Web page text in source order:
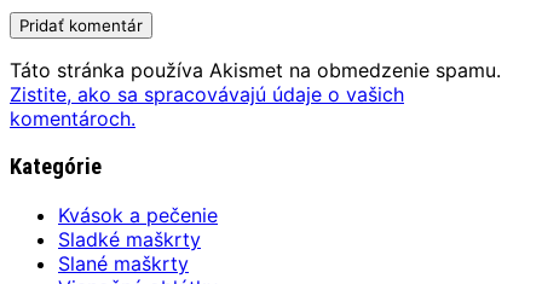
Táto stránka používa Akismet na obmedzenie spamu.
Zistite, ako sa spracovávajú údaje o vašich
komentároch.
Kategórie
Kvások a pečenie
Sladké maškrty
Slané maškrty